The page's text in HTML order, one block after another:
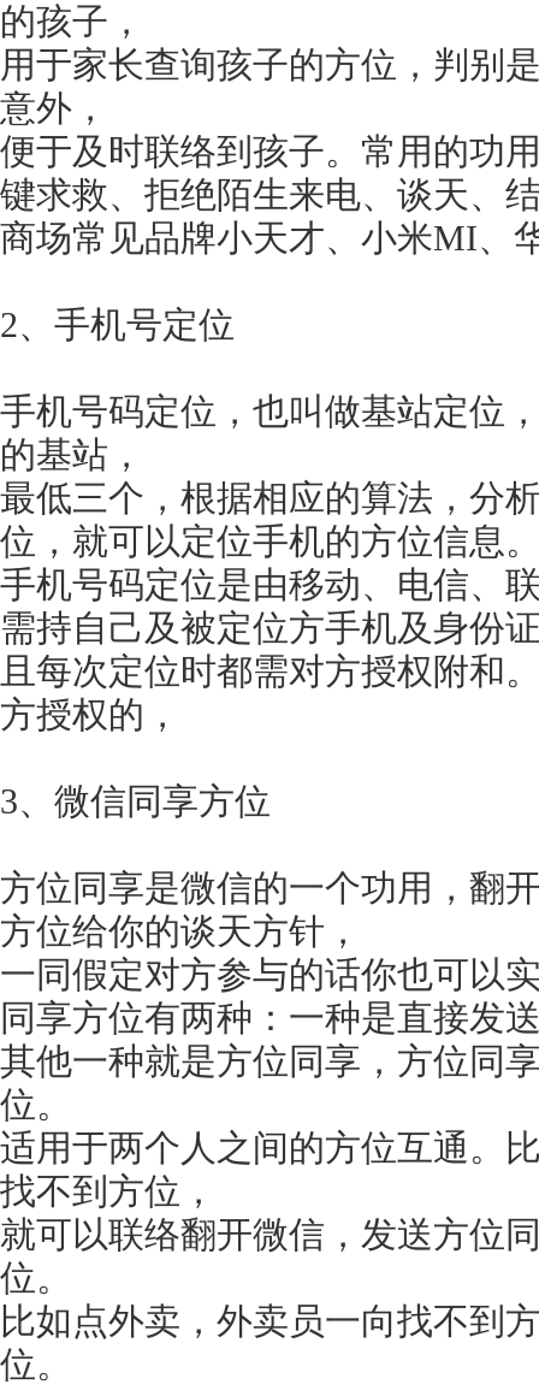
的孩子，
用于家长查询孩子的方位，判别
意外，
便于及时联络到孩子。常用的功
键求救、拒绝陌生来电、谈天、
商场常见品牌小天才、小米MI、
2、手机号定位
手机号码定位，也叫做基站定位
的基站，
最低三个，根据相应的算法，分
位，就可以定位手机的方位信息
手机号码定位是由移动、电信、
需持自己及被定位方手机及身份
且每次定位时都需对方授权附和
方授权的，
3、微信同享方位
方位同享是微信的一个功用，翻
方位给你的谈天方针，
一同假定对方参与的话你也可以
同享方位有两种：一种是直接发
其他一种就是方位同享，方位同
位。
适用于两个人之间的方位互通。
找不到方位，
就可以联络翻开微信，发送方位
位。
比如点外卖，外卖员一向找不到
位。